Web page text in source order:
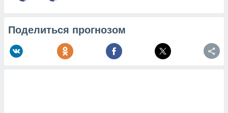
Поделиться прогнозом